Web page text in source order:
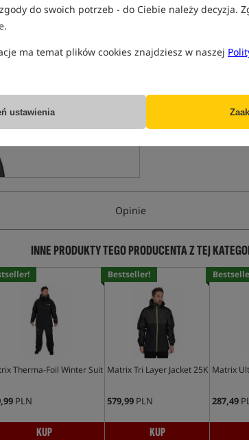
do swoich potrzeb - do Ciebie należy decyzja.
ma temat plików cookies znajdziesz w naszej
ustawienia
Opinie
INNE PRODUKTY TEGO PRODUCENTA Z TEJ
Therma-Foil Winter Suit
PLN
KUP
Bestseller!
Matrix Tri Layer Jacket 25K
579,99PLN
KUP
Matrix
287,49